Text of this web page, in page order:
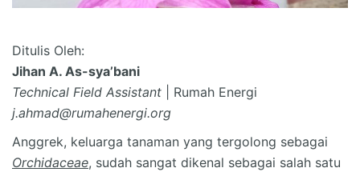
Ditulis Oleh:
Jihan A. As-sya’bani
Technical Field Assistant
| Rumah Energi
j.ahmad@rumahenergi.org
Anggrek, keluarga tanaman yang tergolong sebagai
Orchidaceae, sudah sangat dikenal sebagai salah satu